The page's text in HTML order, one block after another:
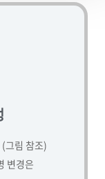
그림 참조)
변경은